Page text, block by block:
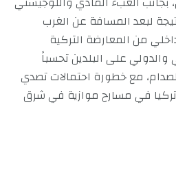
لبعد المسافة عن الغرب
من المعارضة التركية
والدولي على البلدين تحسباً
مع خطورة احتمالات تصدي
في مسارح موازية في شرق